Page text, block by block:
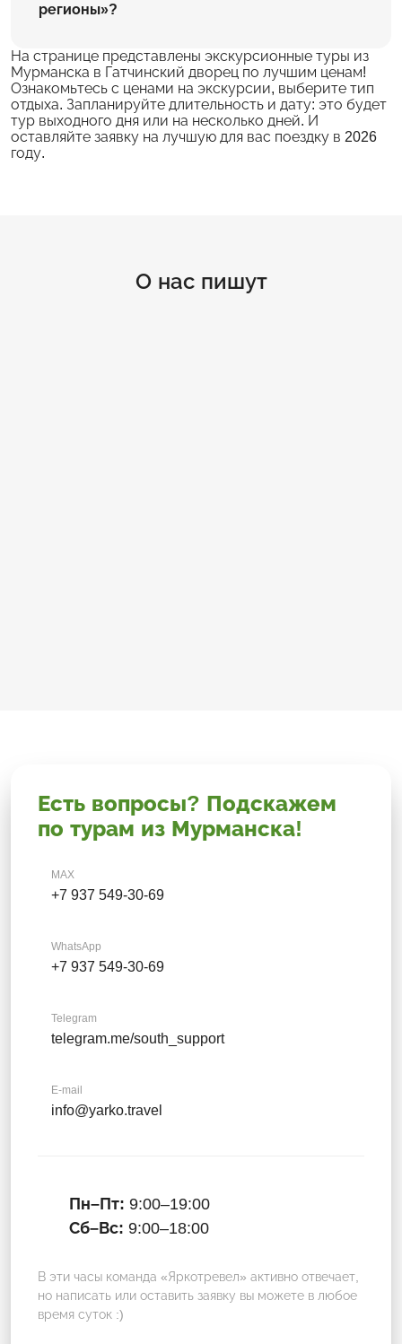
регионы»?
На странице представлены экскурсионные туры из
Мурманска в Гатчинский дворец по лучшим ценам!
Ознакомьтесь с ценами на экскурсии, выберите тип
отдыха. Запланируйте длительность и дату: это будет
тур выходного дня или на несколько дней. И
оставляйте заявку на лучшую для вас поездку в 2026
году.
О нас пишут
Есть вопросы? Подскажем
по турам из Мурманска!
MAX
+7 937 549-30-69
WhatsApp
+7 937 549-30-69
Telegram
telegram.me/south_support
E-mail
info@yarko.travel
Пн–Пт: 9:00–19:00
Сб–Вс: 9:00–18:00
В эти часы команда «Яркотревел» активно отвечает,
но написать или оставить заявку вы можете в любое
время суток :)